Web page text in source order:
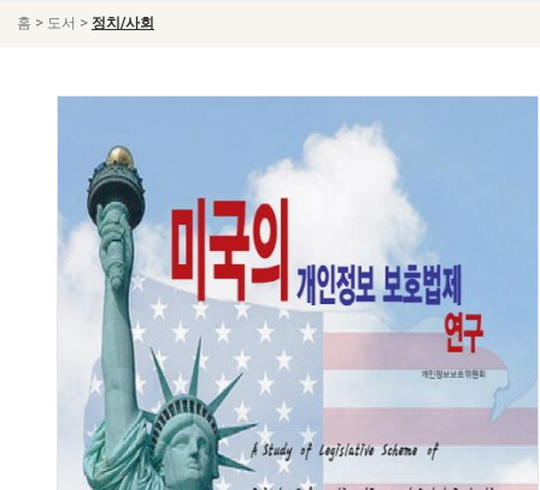
홈 > 도서 > 정치/사회